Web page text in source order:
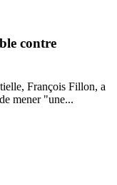
contre
François Fillon, a
mener "une...